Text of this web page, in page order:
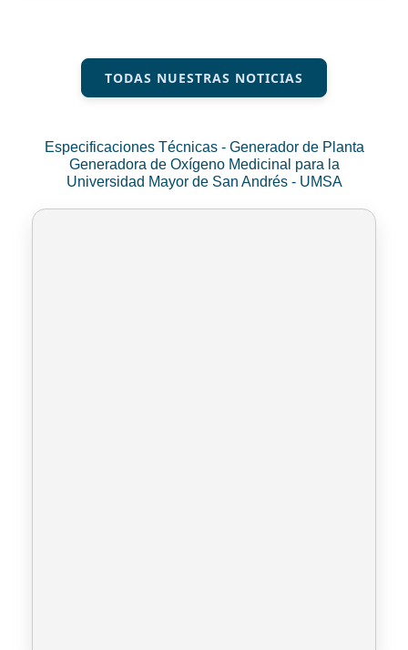
TODAS NUESTRAS NOTICIAS
Especificaciones Técnicas - Generador de Planta
Generadora de Oxígeno Medicinal para la
Universidad Mayor de San Andrés - UMSA